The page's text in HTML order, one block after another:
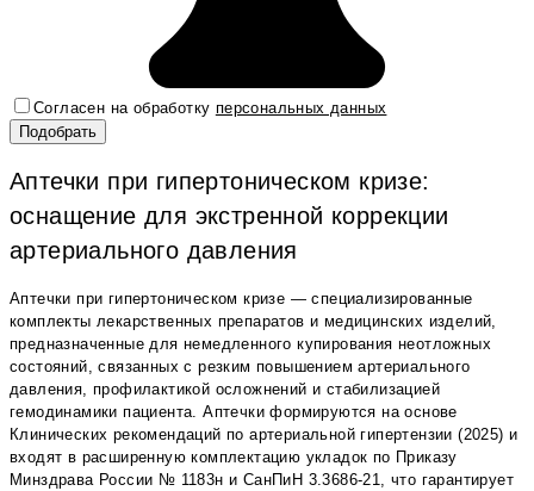
Согласен на обработку персональных данных
Аптечки при гипертоническом кризе:
оснащение для экстренной коррекции
артериального давления
Аптечки при гипертоническом кризе — специализированные
комплекты лекарственных препаратов и медицинских изделий,
предназначенные для немедленного купирования неотложных
состояний, связанных с резким повышением артериального
давления, профилактикой осложнений и стабилизацией
гемодинамики пациента. Аптечки формируются на основе
Клинических рекомендаций по артериальной гипертензии (2025) и
входят в расширенную комплектацию укладок по Приказу
Минздрава России № 1183н и СанПиН 3.3686-21, что гарантирует